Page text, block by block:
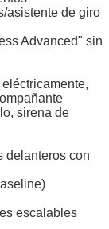
asistente de giro
Advanced" sin
sirena de
delanteros con
escalables